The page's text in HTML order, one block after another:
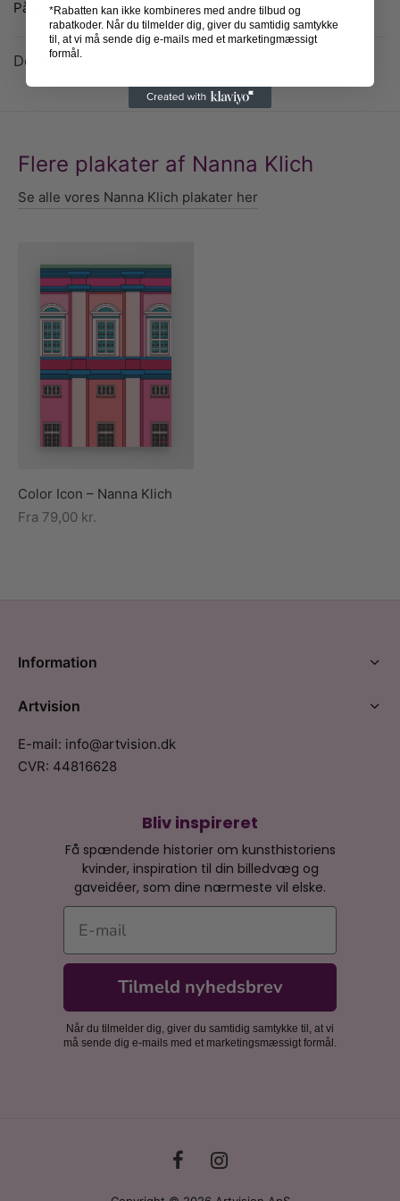
På plakaten ses en Københavner med sin cykel.
Detaljer
Flere plakater af Nanna Klich
Se alle vores Nanna Klich plakater her
Color Icon – Nanna Klich
Fra 79,00 kr.
Bliv inspireret
Få spændende historier om kunsthistoriens
kvinder, inspiration til din billedvæg og
gaveidéer, som dine nærmeste vil elske.
E-mail
Tilmeld nyhedsbrev
Når du tilmelder dig, giver du samtidig samtykke til, at vi
må sende dig e-mails med et marketingsmæssigt formål.
Information
Artvision
E-mail: info@artvision.dk
CVR: 44816628
*Rabatten kan ikke kombineres med andre tilbud og
rabatkoder. Når du tilmelder dig, giver du samtidig samtykke
til, at vi må sende dig e-mails med et marketingmæssigt
formål.